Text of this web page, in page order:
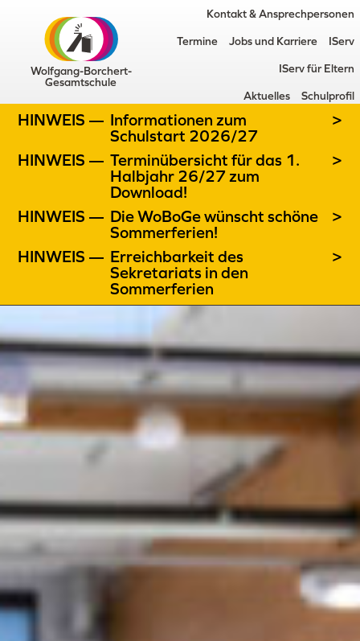
Wolfgang-Borchert-
Gesamtschule
Kontakt & Ansprechpersonen
Termine Jobs und Karriere IServ
IServ für Eltern
Aktuelles Schulprofil
HINWEIS — Informationen zum
Schulstart 2026/27
>
HINWEIS — Terminübersicht für das 1.
Halbjahr 26/27 zum
Download!
>
HINWEIS — Die WoBoGe wünscht schöne
Sommerferien!
>
HINWEIS — Erreichbarkeit des
Sekretariats in den
Sommerferien
>